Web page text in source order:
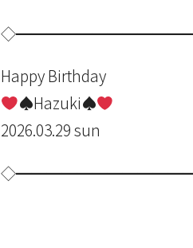
Happy Birthday
♠️Hazuki♠️
2026.03.29 sun